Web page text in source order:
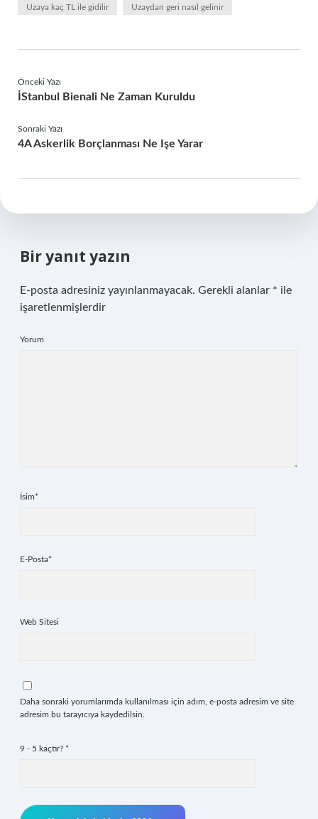
Uzaya kaç TL ile gidilir Uzaydan geri nasıl gelinir
Önceki Yazı
İStanbul Bienali Ne Zaman Kuruldu
Sonraki Yazı
4A Askerlik Borçlanması Ne Işe Yarar
Bir yanıt yazın
E-posta adresiniz yayınlanmayacak. Gerekli alanlar * ile
işaretlenmişlerdir
Yorum
İsim*
E-Posta*
Web Sitesi
Daha sonraki yorumlarımda kullanılması için adım, e-posta adresim ve site
adresim bu tarayıcıya kaydedilsin.
9 - 5 kaçtır? *